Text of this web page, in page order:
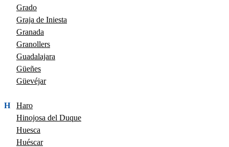
Grado
Graja de Iniesta
Granada
Granollers
Guadalajara
Güeñes
Güevéjar
H
Haro
Hinojosa del Duque
Huesca
Huéscar